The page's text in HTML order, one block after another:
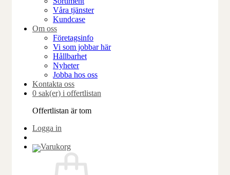
Våra tjänster
Kundcase
Om oss
Företagsinfo
Vi som jobbar här
Hållbarhet
Nyheter
Jobba hos oss
Kontakta oss
0 sak(er) i offertlistan
Offertlistan är tom
Logga in